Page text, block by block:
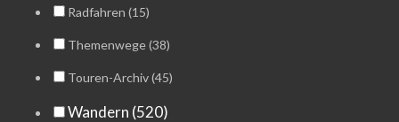
Radfahren (15)
Themenwege (38)
Touren-Archiv (45)
Wandern (520)